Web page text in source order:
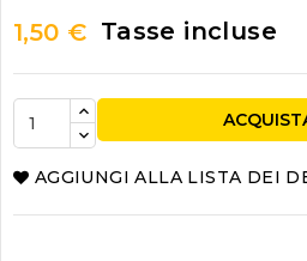
1,50 € Tasse incluse
AGGIUNGI ALLA LISTA DEI